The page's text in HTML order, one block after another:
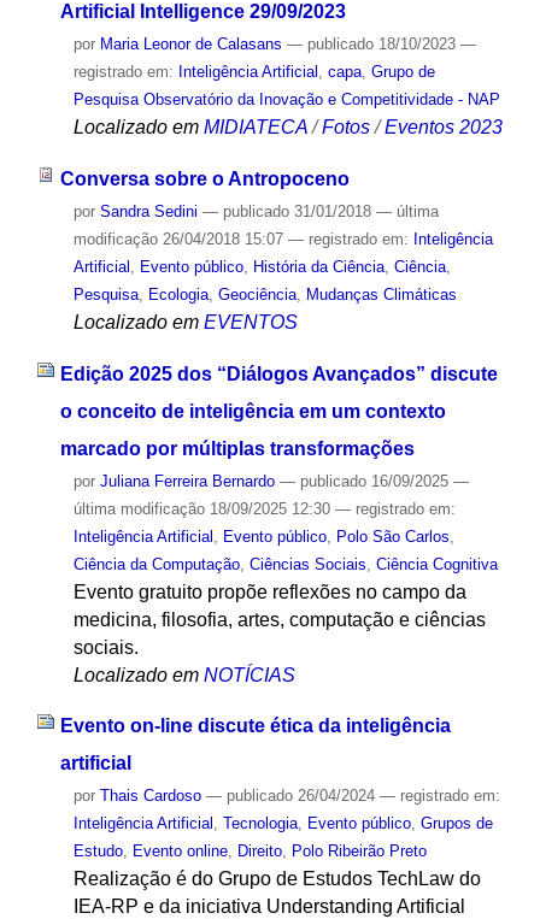
Artificial Intelligence 29/09/2023
por Maria Leonor de Calasans — publicado18/10/2023 —
registrado em: Inteligência Artificial , capa, Grupo de
Pesquisa Observatório da Inovação e Competitividade - NAP
Localizado em MIDIATECA /Fotos /Eventos 2023
Conversa sobre o Antropoceno
por Sandra Sedini — publicado31/01/2018 — última
modificação26/04/2018 15:07 — registrado em: Inteligência
Artificial , Evento público, História da Ciência, Ciência,
Pesquisa, Ecologia, Geociência, Mudanças Climáticas
Localizado em EVENTOS
Edição 2025 dos “Diálogos Avançados” discute
o conceito de inteligência em um contexto
marcado por múltiplas transformações
por Juliana Ferreira Bernardo — publicado16/09/2025 —
última modificação18/09/2025 12:30 — registrado em:
Inteligência Artificial
Evento público, Polo São Carlos
Ciência da Computação, Ciências Sociais Ciência Cognitiva
Evento gratuito propõe reflexões no campo da
medicina, filosofia, artes, computação e ciências
sociais.
Localizado em NOTÍCIAS
Evento on-line discute ética da inteligência
artificial
por Thais Cardoso — publicado26/04/2024 — registrado em:
Inteligência Artificial , Tecnologia, Evento público, Grupos de
Estudo, Evento online, Direito, Polo Ribeirão Preto
Realização é do Grupo de Estudos TechLaw do
IEA-RP e da iniciativa Understanding Artificial